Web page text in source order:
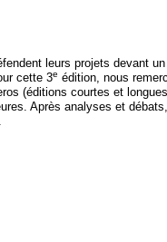
leurs projets devant
cette 3e édition, nous
(éditions courtes et
Après analyses et